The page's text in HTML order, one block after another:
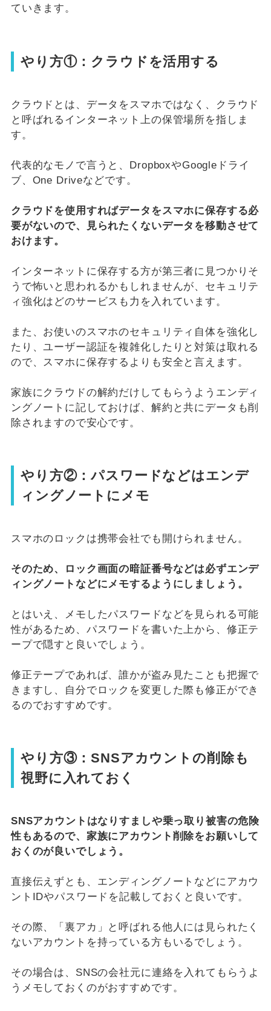
ていきます。
やり方①：クラウドを活用する
クラウドとは、データをスマホではなく、クラウド
と呼ばれるインターネット上の保管場所を指しま
す。
代表的なモノで言うと、DropboxやGoogleドライ
ブ、One Driveなどです。
クラウドを使用すればデータをスマホに保存する必
要がないので、見られたくないデータを移動させて
おけます。
インターネットに保存する方が第三者に見つかりそ
うで怖いと思われるかもしれませんが、セキュリテ
ィ強化はどのサービスも力を入れています。
また、お使いのスマホのセキュリティ自体を強化し
たり、ユーザー認証を複雑化したりと対策は取れる
ので、スマホに保存するよりも安全と言えます。
家族にクラウドの解約だけしてもらうようエンディ
ングノートに記しておけば、解約と共にデータも削
除されますので安心です。
やり方②：パスワードなどはエンデ
ィングノートにメモ
スマホのロックは携帯会社でも開けられません。
そのため、ロック画面の暗証番号などは必ずエンデ
ィングノートなどにメモするようにしましょう。
とはいえ、メモしたパスワードなどを見られる可能
性があるため、パスワードを書いた上から、修正テ
ープで隠すと良いでしょう。
修正テープであれば、誰かが盗み見たことも把握で
きますし、自分でロックを変更した際も修正ができ
るのでおすすめです。
やり方③：SNSアカウントの削除も
視野に入れておく
SNSアカウントはなりすましや乗っ取り被害の危険
性もあるので、家族にアカウント削除をお願いして
おくのが良いでしょう。
直接伝えずとも、エンディングノートなどにアカウ
ントIDやパスワードを記載しておくと良いです。
その際、「裏アカ」と呼ばれる他人には見られたく
ないアカウントを持っている方もいるでしょう。
その場合は、SNSの会社元に連絡を入れてもらうよ
うメモしておくのがおすすめです。